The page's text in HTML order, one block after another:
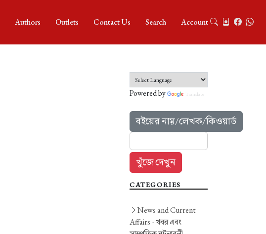
Authors Outlets Contact Us Search Account
Powered by Translate
বইয়ের নাম়/লেখক/কিওয়ার্ড
CATEGORIES
News and Current
Affairs -খবর এবং